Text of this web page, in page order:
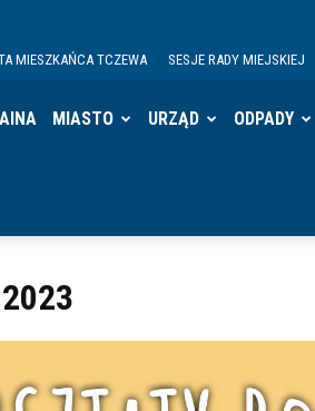
MIESZKAŃCA TCZEWA SESJE RADY MIEJSKIEJ
MIASTO URZĄD ODPADY